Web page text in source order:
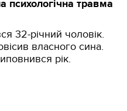
психологічна травма
32-річний чоловік.
власного сина.
рік.